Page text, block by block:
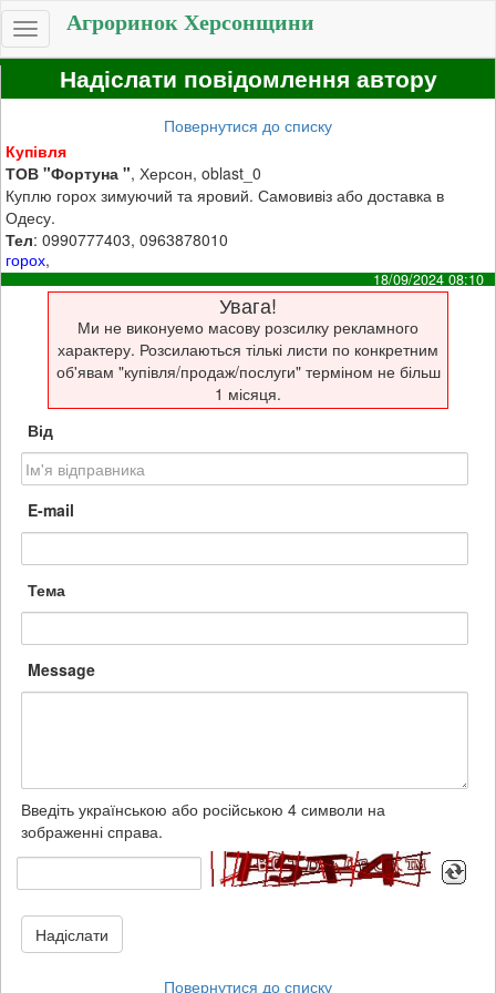
Toggle
navigation
Агроринок Херсонщини
Надіслати повідомлення автору
Повернутися до списку
Купівля
ТОВ "Фортуна ", Херсон, oblast_0
Куплю горох зимуючий та яровий. Самовивіз або доставка в
Одесу.
Тел: 0990777403, 0963878010
горох,
18/09/2024 08:10
Увага!
Ми не виконуемо масову розсилку рекламного
характеру. Розсилаються тількі листи по конкретним
об'явам "купівля/продаж/послуги" терміном не більш
1 місяця.
Від
E-mail
Тема
Message
Введіть українською або російською 4 символи на
зображенні справа.
Надіслати
Повернутися до списку